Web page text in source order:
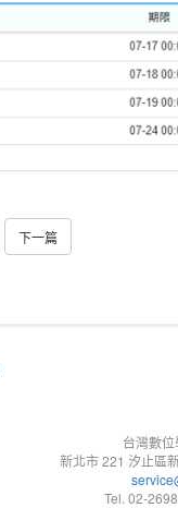
下一篇
台灣數
新北市 221 汐止區
Tel. 02-